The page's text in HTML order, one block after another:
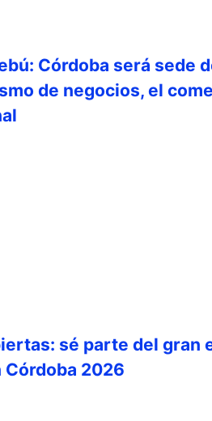
Córdoba será sede
de negocios, el
sé parte del gran
Córdoba 2026